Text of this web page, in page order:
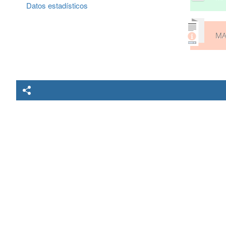
Datos estadísticos